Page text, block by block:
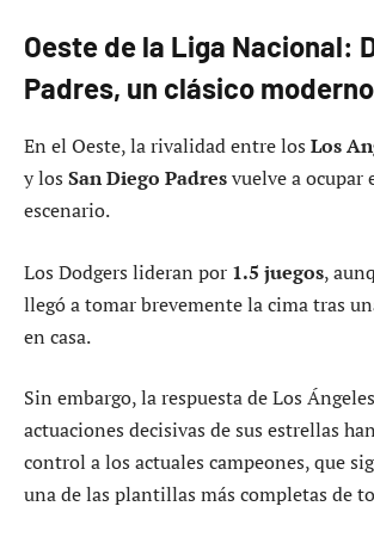
Oeste de la Liga Nacional:
Padres, un clásico moderno
En el Oeste, la rivalidad entre los Los
y los San Diego Padresvuelve a ocupar
escenario.
Los Dodgers lideran por 1.5 juegos,
llegó a tomar brevemente la cima tras
en casa.
Sin embargo, la respuesta de Los
actuaciones decisivas de sus estrellas
control a los actuales campeones, que
una de las plantillas más completas de